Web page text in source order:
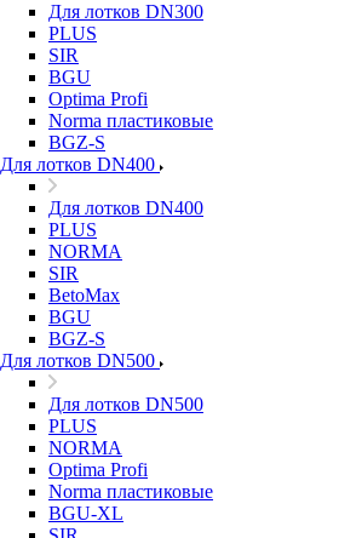
Для лотков DN300
PLUS
SIR
BGU
Optima Profi
Norma пластиковые
BGZ-S
Для лотков DN400
Для лотков DN400
PLUS
NORMA
SIR
BetoMax
BGU
BGZ-S
Для лотков DN500
Для лотков DN500
PLUS
NORMA
Optima Profi
Norma пластиковые
BGU-XL